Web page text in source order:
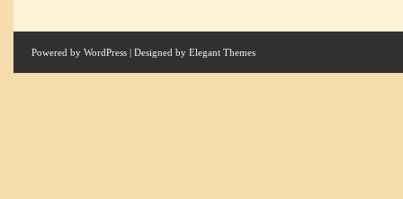
Powered by WordPress | Designed by Elegant Themes